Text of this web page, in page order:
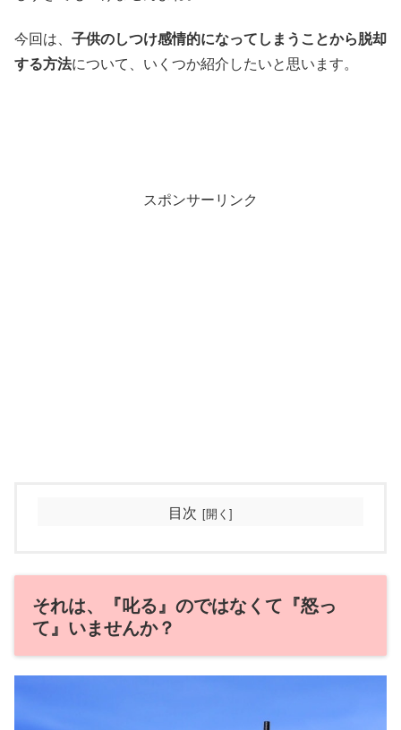
今回は、 子供のしつけ感情的になってしまうことから脱却
する方法について、いくつか紹介したいと思います。
スポンサーリンク
目次
それは、『叱る』のではなくて『怒っ
て』いませんか？